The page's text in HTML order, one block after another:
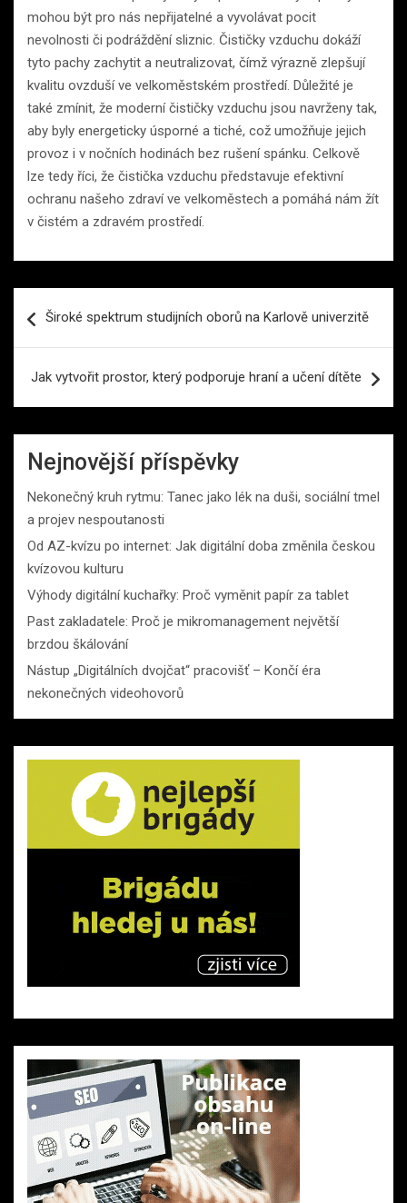
mohou být pro nás nepřijatelné a vyvolávat pocit
nevolnosti či podráždění sliznic. Čističky vzduchu dokáží
tyto pachy zachytit a neutralizovat, čímž výrazně zlepšují
kvalitu ovzduší ve velkoměstském prostředí. Důležité je
také zmínit, že moderní čističky vzduchu jsou navrženy tak,
aby byly energeticky úsporné a tiché, což umožňuje jejich
provoz i v nočních hodinách bez rušení spánku. Celkově
lze tedy říci, že čistička vzduchu představuje efektivní
ochranu našeho zdraví ve velkoměstech a pomáhá nám žít
v čistém a zdravém prostředí.
proŠiroké spektrum studijních oborů na Karlově univerzitě
Jak vytvořit prostor, který podporuje hraní a učení dítěte
Nejnovější příspěvky
Nekonečný kruh rytmu: Tanec jako lék na duši, sociální tmel
a projev nespoutanosti
Od AZ-kvízu po internet: Jak digitální doba změnila českou
kvízovou kulturu
Výhody digitální kuchařky: Proč vyměnit papír za tablet
Past zakladatele: Proč je mikromanagement největší
brzdou škálování
Nástup „Digitálních dvojčat“ pracovišť – Končí éra
nekonečných videohovorů